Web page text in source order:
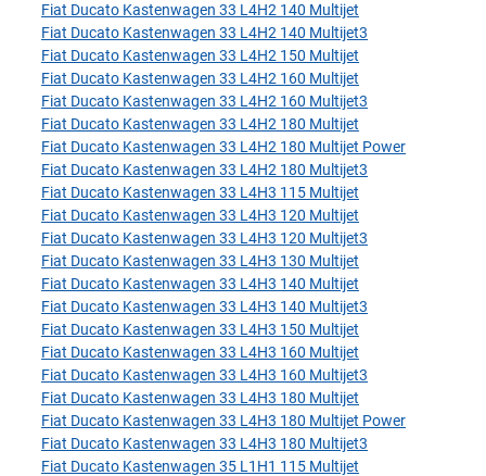
Fiat Ducato Kastenwagen 33 L4H2 140 Multijet
Fiat Ducato Kastenwagen 33 L4H2 140 Multijet3
Fiat Ducato Kastenwagen 33 L4H2 150 Multijet
Fiat Ducato Kastenwagen 33 L4H2 160 Multijet
Fiat Ducato Kastenwagen 33 L4H2 160 Multijet3
Fiat Ducato Kastenwagen 33 L4H2 180 Multijet
Fiat Ducato Kastenwagen 33 L4H2 180 Multijet Power
Fiat Ducato Kastenwagen 33 L4H2 180 Multijet3
Fiat Ducato Kastenwagen 33 L4H3 115 Multijet
Fiat Ducato Kastenwagen 33 L4H3 120 Multijet
Fiat Ducato Kastenwagen 33 L4H3 120 Multijet3
Fiat Ducato Kastenwagen 33 L4H3 130 Multijet
Fiat Ducato Kastenwagen 33 L4H3 140 Multijet
Fiat Ducato Kastenwagen 33 L4H3 140 Multijet3
Fiat Ducato Kastenwagen 33 L4H3 150 Multijet
Fiat Ducato Kastenwagen 33 L4H3 160 Multijet
Fiat Ducato Kastenwagen 33 L4H3 160 Multijet3
Fiat Ducato Kastenwagen 33 L4H3 180 Multijet
Fiat Ducato Kastenwagen 33 L4H3 180 Multijet Power
Fiat Ducato Kastenwagen 33 L4H3 180 Multijet3
Fiat Ducato Kastenwagen 35 L1H1 115 Multijet